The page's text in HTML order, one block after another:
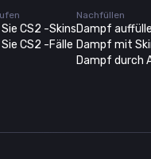
CS2 -Skins
CS2 -Fälle
Nachfüllen
Dampf
Dampf mit
Dampf durch